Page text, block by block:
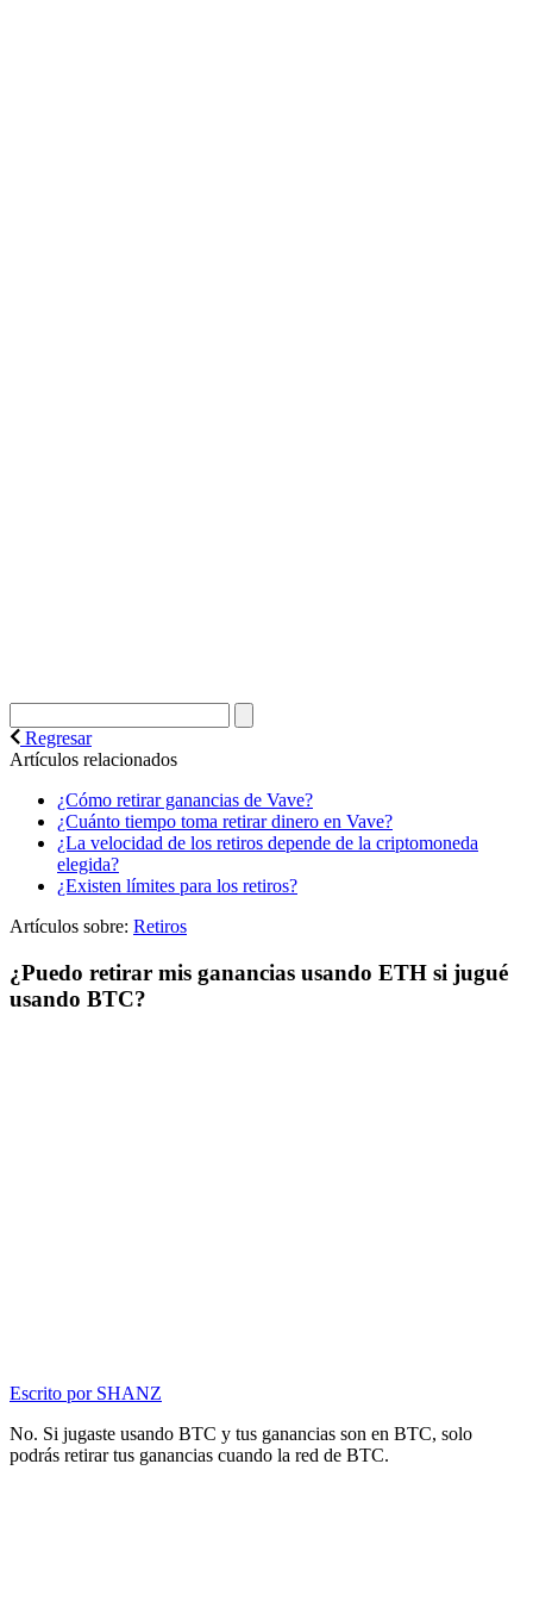
Regresar
Artículos relacionados
¿Cómo retirar ganancias de Vave?
¿Cuánto tiempo toma retirar dinero en Vave?
¿La velocidad de los retiros depende de la criptomoneda
elegida?
¿Existen límites para los retiros?
Artículos sobre: Retiros
¿Puedo retirar mis ganancias usando ETH si jugué
usando BTC?
Escrito por SHANZ
No. Si jugaste usando BTC y tus ganancias son en BTC, solo
podrás retirar tus ganancias cuando la red de BTC.